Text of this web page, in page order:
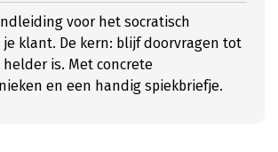
voor het socratisch
je klant. De kern: blijf doorvragen tot
is. Met concrete
en een handig spiekbriefje.